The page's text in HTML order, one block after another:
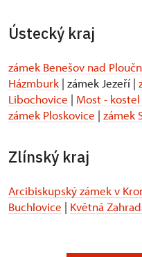
Ústecký kraj
zámek Benešov nad
Házmburk | zámek Jezeří |
Libochovice | Most -
zámek Ploskovice | zámek
Zlínský kraj
Arcibiskupský zámek v
Buchlovice | Květná